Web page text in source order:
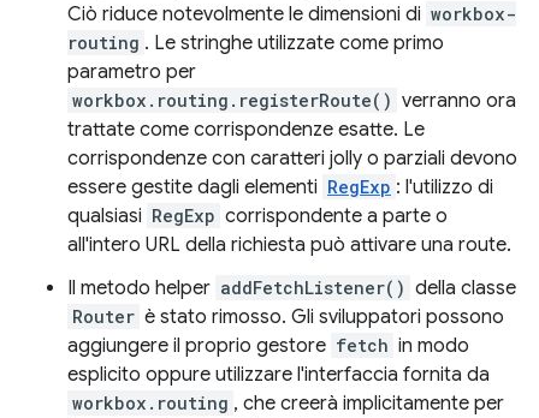
Ciò riduce notevolmente le dimensioni di workbox-
routing . Le stringhe utilizzate come primo
parametro per
workbox.routing.registerRoute() verranno ora
trattate come corrispondenze esatte. Le
corrispondenze con caratteri jolly o parziali devono
essere gestite dagli elementi RegExp : l'utilizzo di
qualsiasi RegExp corrispondente a parte o
all'intero URL della richiesta può attivare una route.
Il metodo helper addFetchListener() della classe
Router è stato rimosso. Gli sviluppatori possono
aggiungere il proprio gestore fetch in modo
esplicito oppure utilizzare l'interfaccia fornita da
workbox.routing , che creerà implicitamente per